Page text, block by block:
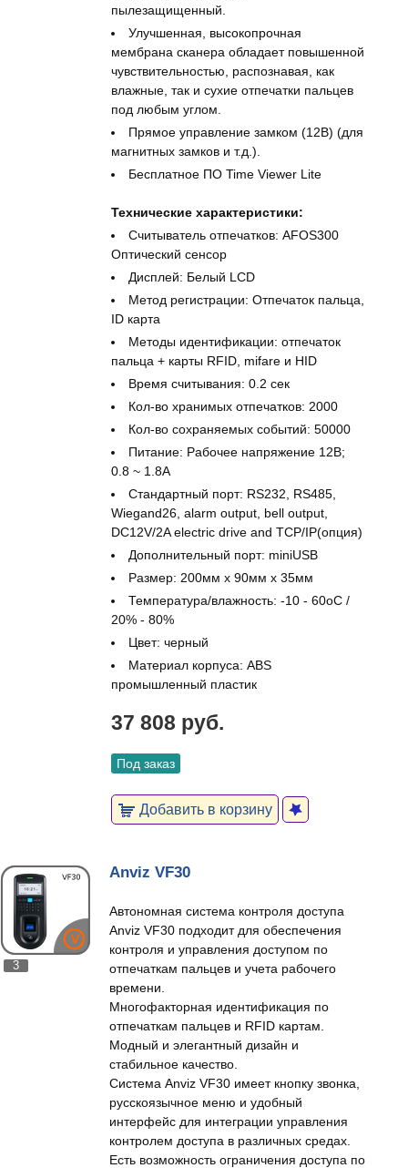
пылезащищенный.
Улучшенная, высокопрочная
мембрана сканера обладает повышенной
чувствительностью, распознавая, как
влажные, так и сухие отпечатки пальцев
под любым углом.
Прямое управление замком (12В) (для
магнитных замков и т.д.).
Бесплатное ПО Time Viewer Lite
Технические характеристики:
Считыватель отпечатков: AFOS300
Оптический сенсор
Дисплей: Белый LCD
Метод регистрации: Отпечаток пальца,
ID карта
Методы идентификации: отпечаток
пальца + карты RFID, mifare и HID
Время считывания: 0.2 сек
Кол-во хранимых отпечатков: 2000
Кол-во сохраняемых событий: 50000
Питание: Рабочее напряжение 12В;
0.8 ~ 1.8A
Стандартный порт: RS232, RS485,
Wiegand26, alarm output, bell output,
DC12V/2A electric drive and TCP/IP(опция)
Дополнительный порт: miniUSB
Размер: 200мм x 90мм x 35мм
Температура/влажность: -10 - 60оС /
20% - 80%
Цвет: черный
Материал корпуса: ABS
промышленный пластик
37 808 руб.
Под заказ
Добавить в корзину
3
Anviz VF30
Автономная система контроля доступа
Anviz VF30 подходит для обеспечения
контроля и управления доступом по
отпечаткам пальцев и учета рабочего
времени.
Многофакторная идентификация по
отпечаткам пальцев и RFID картам.
Модный и элегантный дизайн и
стабильное качество.
Система Anviz VF30 имеет кнопку звонка,
русскоязычное меню и удобный
интерфейс для интеграции управления
контролем доступа в различных средах.
Есть возможность ограничения доступа по